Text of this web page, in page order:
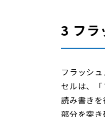
3 フラ
フラッシ
セルは、
読み書き
部分を突き